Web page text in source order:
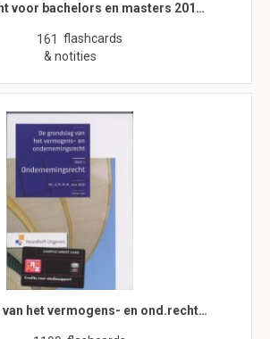
voor bachelors en masters 201…
161 flashcards
& notities
van het vermogens- en ond.recht…